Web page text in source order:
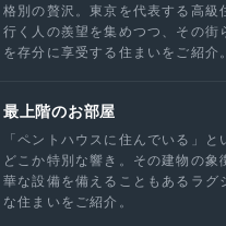
格別の贅沢。東京を代表する高級
行く人の羨望を集めつつ、その街
を存分に享受する住まいをご紹介。
最上階のお部屋
「ペントハウスに住んでいる」と
どこか特別な響き。その建物の象
華な設備を備えることもあるラグ
な住まいをご紹介。